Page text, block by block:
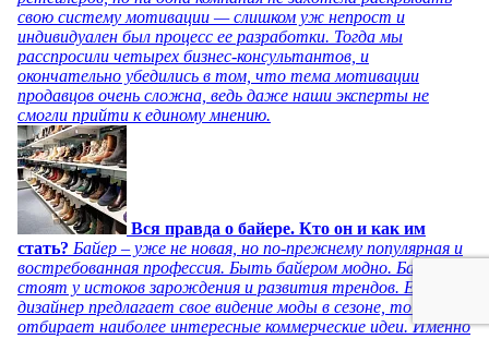
свою систему мотивации — слишком уж непрост и
индивидуален был процесс ее разработки. Тогда мы
расспросили четырех бизнес-консультантов, и
окончательно убедились в том, что тема мотивации
продавцов очень сложна, ведь даже наши эксперты не
смогли прийти к единому мнению.
Вся правда о байере. Кто он и как им
стать? Байер – уже не новая, но по-прежнему популярная и
востребованная профессия. Быть байером модно. Байеры
стоят у истоков зарождения и развития трендов. Если
дизайнер предлагает свое видение моды в сезоне, то байер
отбирает наиболее интересные коммерческие идеи. Именно